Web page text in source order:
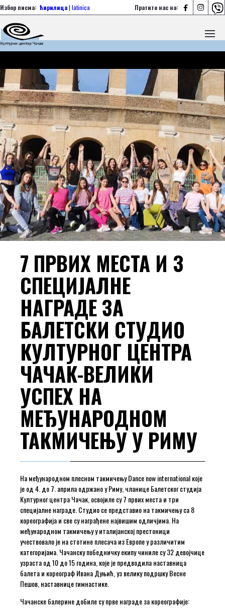
Пратите нас на:   
Избор писма: ћирилица| latinica
7 ПРВИХ МЕСТА И 3
СПЕЦИЈАЛНЕ
НАГРАДE ЗА
БАЛЕТСКИ СТУДИО
КУЛТУРНОГ ЦЕНТРА
ЧАЧАК-ВЕЛИКИ
УСПЕХ НА
МЕЂУНАРОДНОМ
ТАКМИЧЕЊУ У РИМУ
На међународном плесном такмичењу Dance now international које
је од 4. до 7. априла одржано у Риму, чланице Балетског студија
Културног центра Чачак, освојиле су 7 првих места и три
специјалне награде. Студио се представио на такмичењу са 8
кореографија и све су награђене највишим одличјима. На
међународном такмичењу у италијанској престоници
учествовало је на стотине плесача из Европе у различитим
категоријама. Чачанску победничку екипу чинилe су 32 девојчице
узраста од 10 до 15 година, које је предводила наставница
балета и кореограф Ивана Дуњић, уз велику подршку Весне
Пешов, наставнице гимнастике.
Чачанске балерине добиле су прве награде за кореографије: